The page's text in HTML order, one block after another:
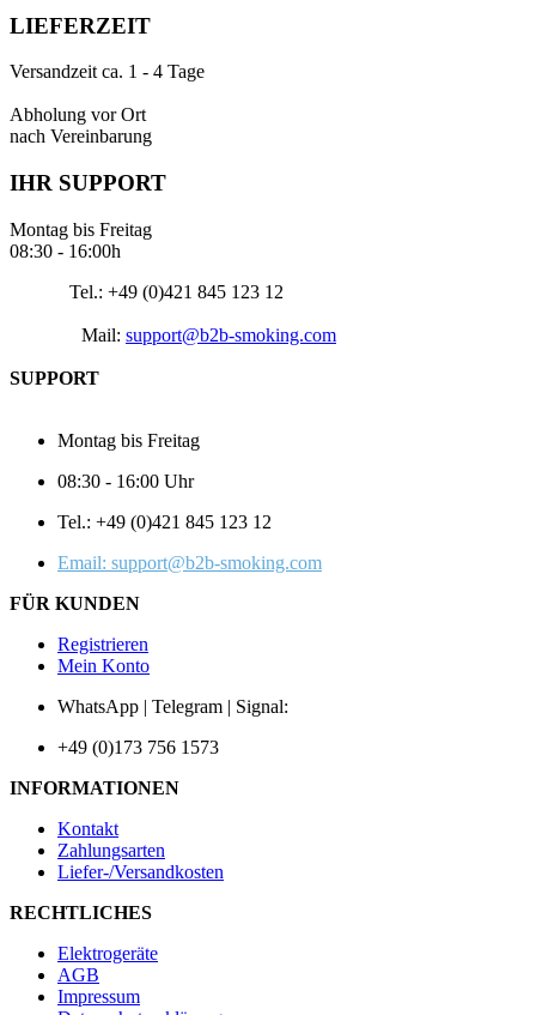
LIEFERZEIT
Versandzeit ca. 1 - 4 Tage
Abholung vor Ort
nach Vereinbarung
IHR SUPPORT
Montag bis Freitag
08:30 - 16:00h
Tel.: +49 (0)421 845 123 12
Mail: support@b2b-smoking.com
SUPPORT
Montag bis Freitag
08:30 - 16:00 Uhr
Tel.: +49 (0)421 845 123 12
Email: support@b2b-smoking.com
FÜR KUNDEN
Registrieren
Mein Konto
WhatsApp | Telegram | Signal:
+49 (0)173 756 1573
INFORMATIONEN
Kontakt
Zahlungsarten
Liefer-/Versandkosten
RECHTLICHES
Elektrogeräte
AGB
Impressum